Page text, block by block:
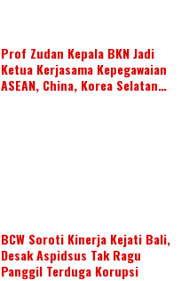
Prof Zudan Kepala BKN Jadi
Ketua Kerjasama Kepegawaian
ASEAN, China, Korea Selatan
BCW Soroti Kinerja Kejati Bali,
Desak Aspidsus Tak Ragu
Panggil Terduga Korupsi